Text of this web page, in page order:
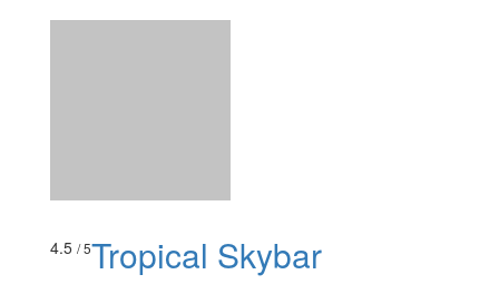
4.5 / 5Tropical Skybar